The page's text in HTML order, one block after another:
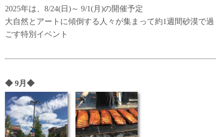
2025年は、8/24(日)～ 9/1(月)の開催予定
大自然とアートに傾倒する人々が集まって約1週間砂漠で過
ごす特別イベント
◆ 9月 ◆